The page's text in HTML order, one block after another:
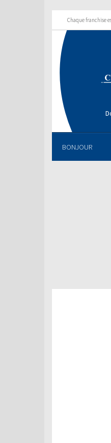
Chaque franchise
BONJOUR